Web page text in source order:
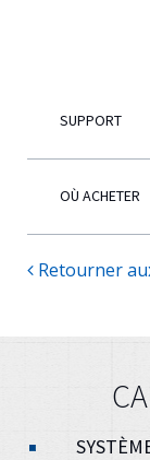
SUPPORT
OÙ ACHETER
Retourner